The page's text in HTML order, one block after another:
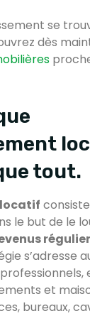
se
dès
tout.
le but de le
s’adresse
et
bureaux,